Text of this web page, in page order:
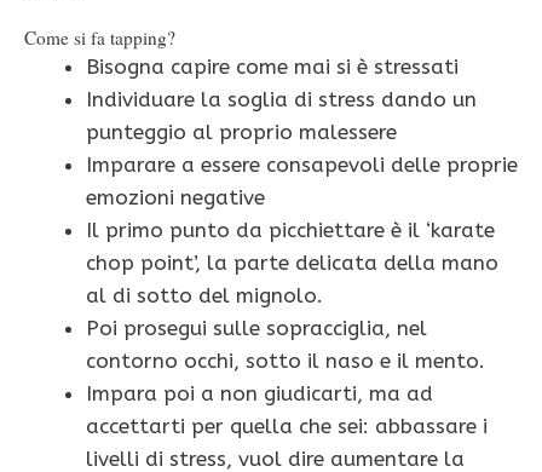
Come si fa tapping?
Bisogna capire come mai si è stressati
Individuare la soglia di stress dando un
punteggio al proprio malessere
Imparare a essere consapevoli delle proprie
emozioni negative
Il primo punto da picchiettare è il ‘karate
chop point’, la parte delicata della mano
al di sotto del mignolo.
Poi prosegui sulle sopracciglia, nel
contorno occhi, sotto il naso e il mento.
Impara poi a non giudicarti, ma ad
accettarti per quella che sei: abbassare i
livelli di stress, vuol dire aumentare la